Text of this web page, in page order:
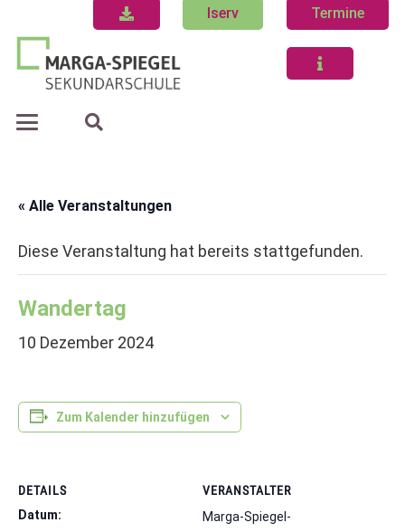
Iserv Termine
« Alle Veranstaltungen
Diese Veranstaltung hat bereits stattgefunden.
Wandertag
10 Dezember 2024
Zum Kalender hinzufügen
DETAILS
Datum:
VERANSTALTER
Marga-Spiegel-